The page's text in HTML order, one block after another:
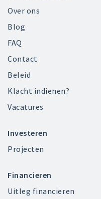
Over ons
Blog
FAQ
Contact
Beleid
Klacht indienen?
Vacatures
Investeren
Projecten
Financieren
Uitleg financieren